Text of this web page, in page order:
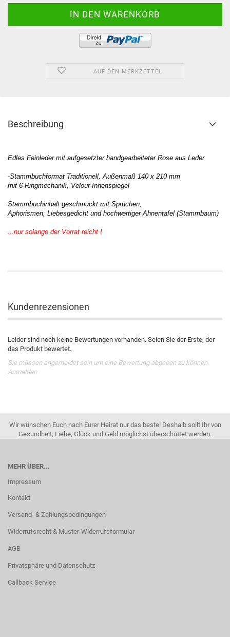
AUF DEN MERKZETTEL
Beschreibung
Edles Feinleder mit aufgesetzter handgearbeiteter Rose aus Leder
-Stammbuchformat Traditionell, Außenmaß 140 x 210 mm
mit 6-Ringmechanik, Velour-Innenspiegel
Stammbuchinhalt geschmückt mit Sprüchen,
Aphorismen, Liebesgedicht und hochwertiger Ahnentafel (Stammbaum)
...nur solange der Vorrat reicht !
Kundenrezensionen
Leider sind noch keine Bewertungen vorhanden. Seien Sie der Erste, der
das Produkt bewertet.
Sie müssen angemeldet sein um eine Bewertung abgeben zu können.
Anmelden
Wir wünschen Euch nach Eurer Heirat nur das beste! Deshalb sollt Ihr von
Gesundheit, Liebe, Glück und Geld möglichst überschüttet werden.
MEHR ÜBER...
Impressum
Kontakt
Versand- & Zahlungsbedingungen
Widerrufsrecht & Muster-Widerrufsformular
AGB
Privatsphäre und Datenschutz
Callback Service